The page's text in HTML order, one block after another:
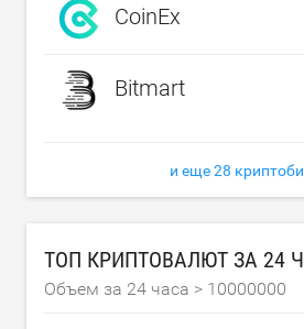
CoinEx
Bitmart
и еще 28
ТОП КРИПТОВАЛЮТ ЗА 24
Объем за 24 часа > 10000000